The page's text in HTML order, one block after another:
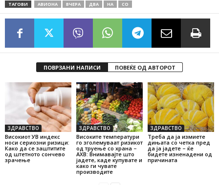
ТАГОВИ АВИОНА ВЧЕРА ДВА НА СО
ПОВРЗАНИ НАПИСИ ПОВЕЌЕ ОД АВТОРОТ
ЗДРАВСТВО
Високиот УВ индекс
носи сериозни ризици:
Како да се заштитите
од штетното сончево
зрачење
ЗДРАВСТВО
Високите температури
го зголемуваат ризикот
од труење со храна –
АХВ: Внимавајте што
јадете, каде купувате и
како ги чувате
производите
ЗДРАВСТВО
Треба да ја измиете
дињата со четка пред
да ја јадете – ќе
бидете изненадени од
причината